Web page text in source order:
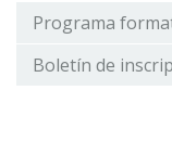
Programa
Boletín de